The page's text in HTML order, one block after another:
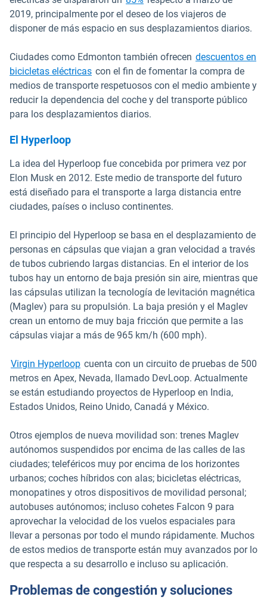
2019, principalmente por el deseo de los viajeros de
disponer de más espacio en sus desplazamientos diarios.
Ciudades como Edmonton también ofrecen descuentos en
bicicletas eléctricasAbrir en una nueva ventana
con el fin de fomentar la compra de
medios de transporte respetuosos con el medio ambiente y
reducir la dependencia del coche y del transporte público
para los desplazamientos diarios.
El Hyperloop
La idea del Hyperloop fue concebida por primera vez por
Elon Musk en 2012. Este medio de transporte del futuro
está diseñado para el transporte a larga distancia entre
ciudades, países o incluso continentes.
El principio del Hyperloop se basa en el desplazamiento de
personas en cápsulas que viajan a gran velocidad a través
de tubos cubriendo largas distancias. En el interior de los
tubos hay un entorno de baja presión sin aire, mientras que
las cápsulas utilizan la tecnología de levitación magnética
(Maglev) para su propulsión. La baja presión y el Maglev
crean un entorno de muy baja fricción que permite a las
cápsulas viajar a más de 965 km/h (600 mph).
Virgin HyperloopAbrir en una nueva ventana
cuenta con un circuito de pruebas de 500
metros en Apex, Nevada, llamado DevLoop. Actualmente
se están estudiando proyectos de Hyperloop en India,
Estados Unidos, Reino Unido, Canadá y México.
Otros ejemplos de nueva movilidad son: trenes Maglev
autónomos suspendidos por encima de las calles de las
ciudades; teleféricos muy por encima de los horizontes
urbanos; coches híbridos con alas; bicicletas eléctricas,
monopatines y otros dispositivos de movilidad personal;
autobuses autónomos; incluso cohetes Falcon 9 para
aprovechar la velocidad de los vuelos espaciales para
llevar a personas por todo el mundo rápidamente. Muchos
de estos medios de transporte están muy avanzados por lo
que respecta a su desarrollo e incluso su aplicación.
Problemas de congestión y soluciones